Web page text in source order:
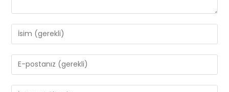
Enter
your
name
or
Enter
your
email